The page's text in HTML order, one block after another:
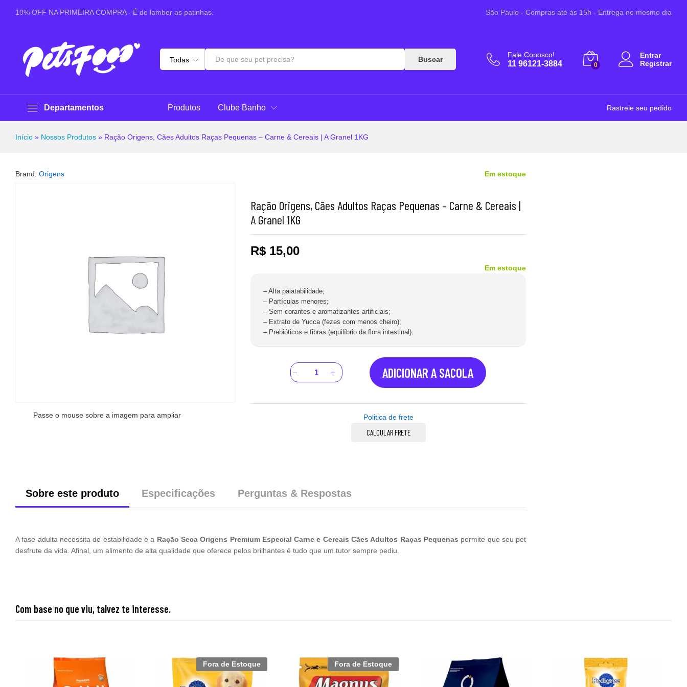
10% OFF NA PRIMEIRA COMPRA - É de lamber as patinhas. São Paulo - Compras até ás 15h - Entrega no mesmo dia
Todas Buscar
Fale Conosco!
11 96121-3884 0
Entrar
Registrar
Departamentos Produtos Clube Banho Rastreie seu pedido
Início » Nossos Produtos » Ração Origens, Cães Adultos Raças Pequenas – Carne & Cereais | A Granel 1KG
Brand: Origens Em estoque
Passe o mouse sobre a imagem para ampliar
Ração Origens, Cães Adultos Raças Pequenas – Carne & Cereais |
A Granel 1KG
R$15,00
Em estoque
– Alta palatabilidade;
– Partículas menores;
– Sem corantes e aromatizantes artificiais;
– Extrato de Yucca (fezes com menos cheiro);
– Prebióticos e fibras (equilíbrio da flora intestinal).
ADICIONAR A SACOLA
Politica de frete
CALCULAR FRETE
Sobre este produto Especificações Perguntas & Respostas
A fase adulta necessita de estabilidade e a Ração Seca Origens Premium Especial Carne e Cereais Cães Adultos Raças Pequenas permite que seu pet
desfrute da vida. Afinal, um alimento de alta qualidade que oferece pelos brilhantes é tudo que um tutor sempre pediu.
Com base no que viu, talvez te interesse.
Fora de Estoque Fora de Estoque
Sobre este produto Especificações Perguntas & Respostas
R$15,00 Adicionar ao Carrinho